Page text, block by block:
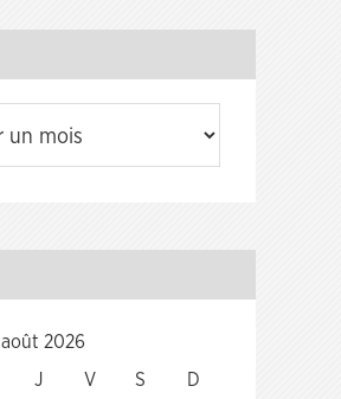
août 2026
J V S D